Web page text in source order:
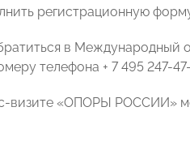
регистрационную
в
телефона + 7 495 247-
визите «ОПОРЫ РОССИИ»